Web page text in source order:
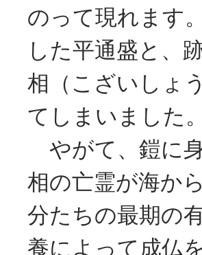
のって現れます
した平通盛と、
相（こざいしょ
てしまいました。
やがて、鎧に
相の亡霊が海か
分たちの最期の
養によって成仏